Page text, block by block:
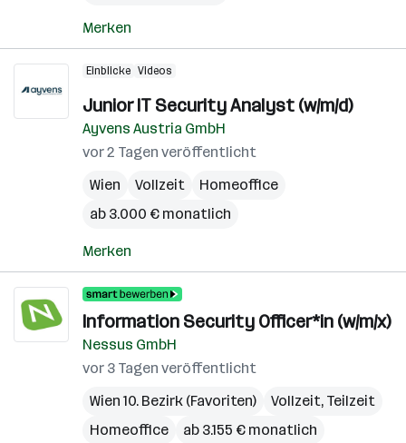
Merken
Einblicke Videos
Junior IT Security Analyst (w/m/d)
Ayvens Austria GmbH
vor 2 Tagen veröffentlicht
Wien
Vollzeit
Homeoffice
ab 3.000 € monatlich
Merken
Information Security Officer*in (w/m/x)
Nessus GmbH
vor 3 Tagen veröffentlicht
Wien 10. Bezirk (Favoriten)
Vollzeit, Teilzeit
Homeoffice
ab 3.155 € monatlich